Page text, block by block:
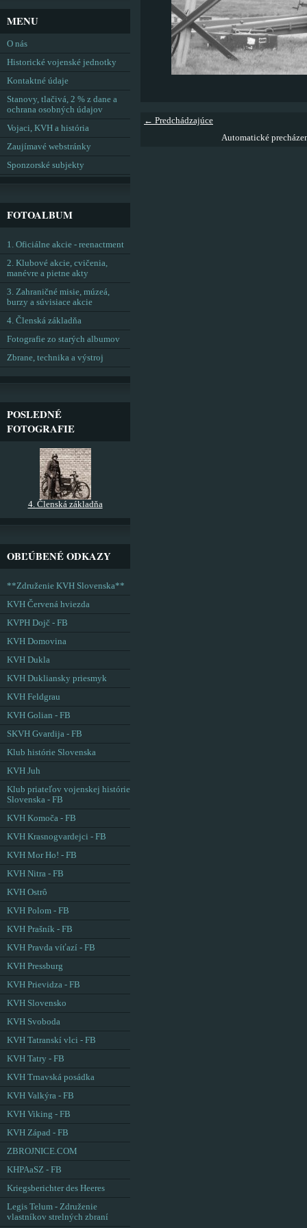
← Predchádzajúce
Automatické
MENU
O nás
Historické vojenské jednotky
Kontaktné údaje
Stanovy, tlačivá, 2 % z dane a
ochrana osobných údajov
Vojaci, KVH a história
Zaujímavé webstránky
Sponzorské subjekty
FOTOALBUM
1. Oficiálne akcie - reenactment
2. Klubové akcie, cvičenia,
manévre a pietne akty
3. Zahraničné misie, múzeá,
burzy a súvisiace akcie
4. Členská základňa
Fotografie zo starých albumov
Zbrane, technika a výstroj
POSLEDNÉ
FOTOGRAFIE
4. Členská základňa
OBĽÚBENÉ ODKAZY
**Združenie KVH Slovenska**
KVH Červená hviezda
KVPH Dojč - FB
KVH Domovina
KVH Dukla
KVH Dukliansky priesmyk
KVH Feldgrau
KVH Golian - FB
SKVH Gvardija - FB
Klub histórie Slovenska
KVH Juh
Klub priateľov vojenskej histórie
Slovenska - FB
KVH Komoča - FB
KVH Krasnogvardejci - FB
KVH Mor Ho! - FB
KVH Nitra - FB
KVH Ostrô
KVH Polom - FB
KVH Prašník - FB
KVH Pravda víťazí - FB
KVH Pressburg
KVH Prievidza - FB
KVH Slovensko
KVH Svoboda
KVH Tatranskí vlci - FB
KVH Tatry - FB
KVH Trnavská posádka
KVH Valkýra - FB
KVH Viking - FB
KVH Západ - FB
ZBROJNICE.COM
KHPAaSZ - FB
Kriegsberichter des Heeres
Legis Telum - Združenie
vlastníkov strelných zbraní